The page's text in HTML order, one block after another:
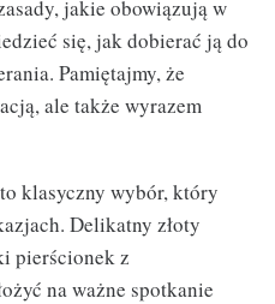
jakie obowiązują w
się, jak dobierać ją do
Pamiętajmy, że
ale także wyrazem
klasyczny wybór, który
Delikatny złoty
pierścionek z
na ważne spotkanie